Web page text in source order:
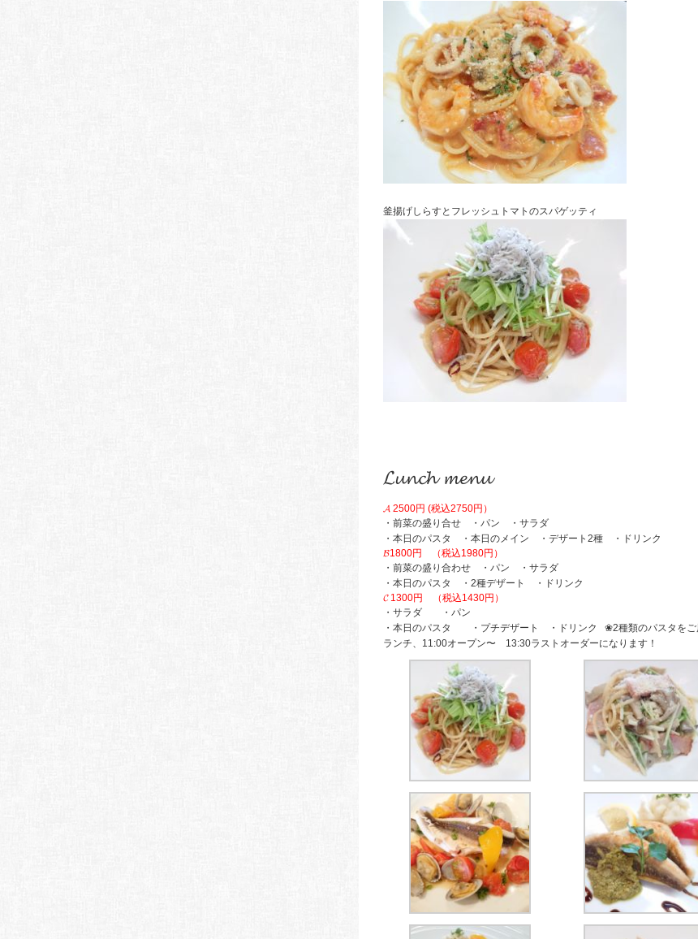
釜揚げしらすとフレッシュトマトのスパゲッティ
𝓛𝓾𝓷𝓬𝓱 𝓶𝓮𝓷𝓾
𝓐 2500円 (税込2750円）
・前菜の盛り合せ ・パン ・サラダ
・本日のパスタ ・本日のメイン ・デザート2種 ・ドリンク
𝓑1800円 （税込1980円）
・前菜の盛り合わせ ・パン ・サラダ
・本日のパスタ ・2種デザート ・ドリンク
𝓒 1300円 （税込1430円）
・サラダ ・パン
・本日のパスタ ・プチデザート ・ドリンク ❀2種類のパスタをご
ランチ、11:00オープン〜 13:30ラストオーダーになります！